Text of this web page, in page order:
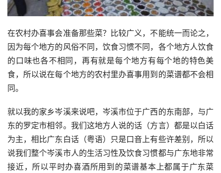
在农村办喜事会准备那些菜？比较广义，不能统一而论之，
因为每个地方的风俗不同，饮食习惯不同，各个地方人饮食
的口味也各不相同，再有就是每个地方有每个地的特色美
食，所以说在每个地方的农村里办喜事用到的菜谱都不会相
同。
就以我的家乡岑溪来说吧，岑溪市位于广西的东南部，与广
东的罗定市相邻。我们这地方人说的话（方言）都是以白话
为主，相比广东白话（粤语）只是口音上有些许差别，所以
说我们整个岑溪市人的生活习性及饮食习惯都与广东地非常
接近，所以平时办喜酒所用到的菜谱基本上都属于广东菜